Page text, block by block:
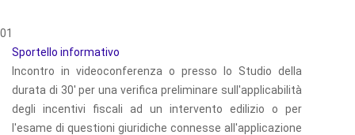
01
Sportello informativo
Incontro in videoconferenza o presso lo Studio della
durata di 30' per una verifica preliminare sull'applicabilità
degli incentivi fiscali ad un intervento edilizio o per
l'esame di questioni giuridiche connesse all'applicazione